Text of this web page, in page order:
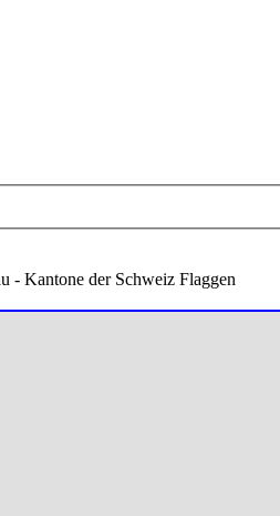
- Kantone der Schweiz Flaggen